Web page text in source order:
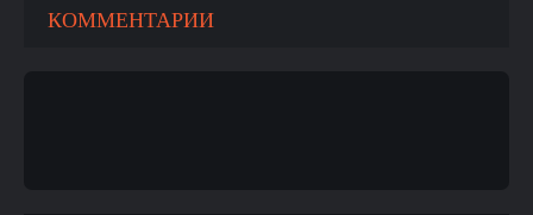
КОММЕНТАРИИ